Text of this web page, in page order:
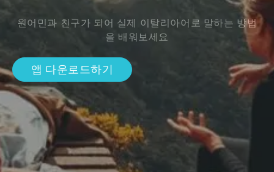
원어민과 친구가 되어 실제 이탈리아어로 말하는 방법
을 배워보세요
앱 다운로드하기